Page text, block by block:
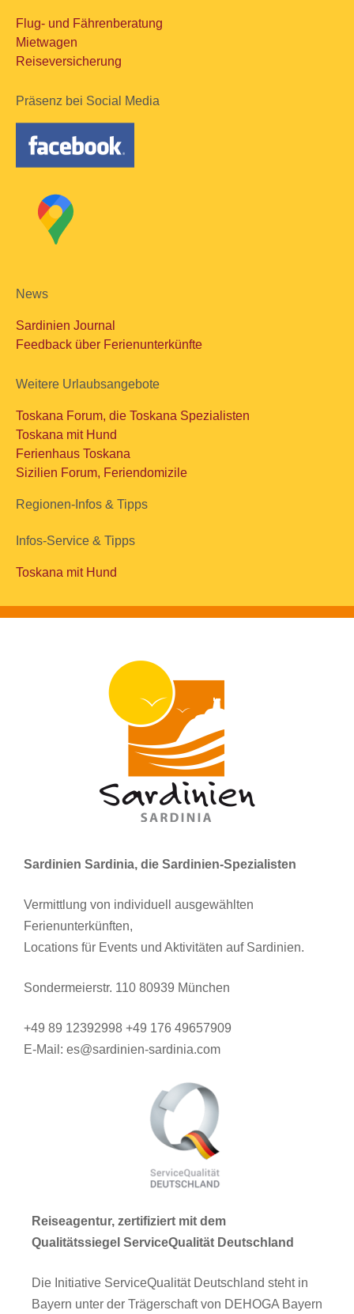
Flug- und Fährenberatung
Mietwagen
Reiseversicherung
Präsenz bei Social Media
News
Sardinien Journal
Feedback über Ferienunterkünfte
Weitere Urlaubsangebote
Toskana Forum, die Toskana Spezialisten
Toskana mit Hund
Ferienhaus Toskana
Sizilien Forum, Feriendomizile
Regionen-Infos & Tipps
Infos-Service & Tipps
Toskana mit Hund
Sardinien Sardinia, die Sardinien-Spezialisten
Vermittlung von individuell ausgewählten
Ferienunterkünften,
Locations für Events und Aktivitäten auf Sardinien.
Sondermeierstr. 110 80939 München
+49 89 12392998 +49 176 49657909
E-Mail: es@sardinien-sardinia.com
Reiseagentur, zertifiziert mit dem
Qualitätssiegel ServiceQualität Deutschland
Die Initiative ServiceQualität Deutschland steht in
Bayern unter der Trägerschaft von DEHOGA Bayern